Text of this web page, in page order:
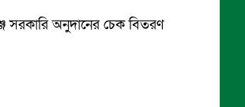
সরকারি অনুদানের চেক বিতরণ